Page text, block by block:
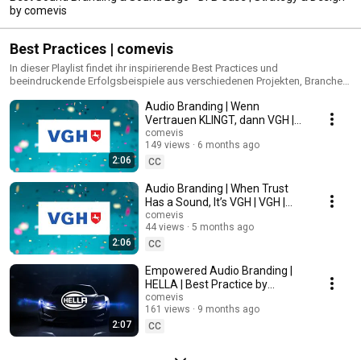
by comevis
Best Practices | comevis
In dieser Playlist findet ihr inspirierende Best Practices und
beeindruckende Erfolgsbeispiele aus verschiedenen Projekten, Branchen
herausragende Cases – hier sammeln wir die spannendsten Highlights.
2:06
Audio Branding | Wenn
Vertrauen KLINGT, dann VGH |
VGH | Best Practice by comevis
(Deutsch)
comevis
149 views
6 months ago
CC
2:06
Audio Branding | When Trust
Has a Sound, It’s VGH | VGH |
Best Practice by comevis
(English)
comevis
44 views
5 months ago
CC
2:07
Empowered Audio Branding |
HELLA | Best Practice by
comevis (Deutsch)
comevis
161 views
9 months ago
CC